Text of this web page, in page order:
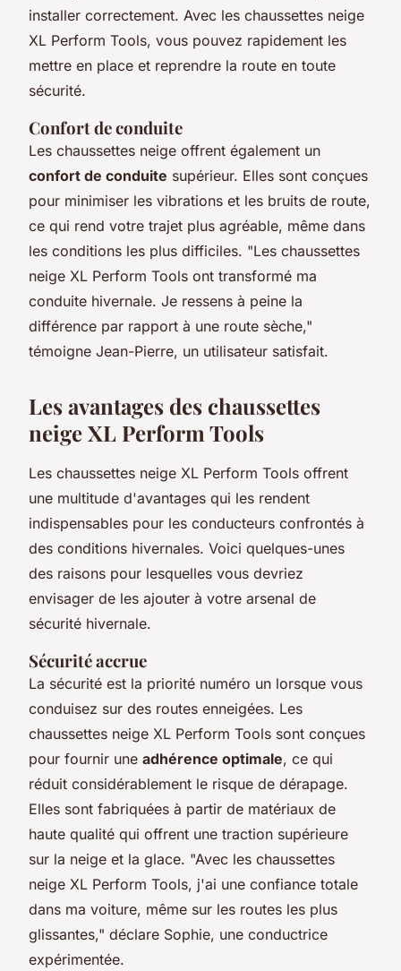
installer correctement. Avec les chaussettes neige
XL Perform Tools, vous pouvez rapidement les
mettre en place et reprendre la route en toute
sécurité.
Confort de conduite
Les chaussettes neige offrent également un
confort de conduite supérieur. Elles sont conçues
pour minimiser les vibrations et les bruits de route,
ce qui rend votre trajet plus agréable, même dans
les conditions les plus difficiles. "Les chaussettes
neige XL Perform Tools ont transformé ma
conduite hivernale. Je ressens à peine la
différence par rapport à une route sèche,"
témoigne Jean-Pierre, un utilisateur satisfait.
Les avantages des chaussettes
neige XL Perform Tools
Les chaussettes neige XL Perform Tools offrent
une multitude d'avantages qui les rendent
indispensables pour les conducteurs confrontés à
des conditions hivernales. Voici quelques-unes
des raisons pour lesquelles vous devriez
envisager de les ajouter à votre arsenal de
sécurité hivernale.
Sécurité accrue
La sécurité est la priorité numéro un lorsque vous
conduisez sur des routes enneigées. Les
chaussettes neige XL Perform Tools sont conçues
pour fournir une adhérence optimale, ce qui
réduit considérablement le risque de dérapage.
Elles sont fabriquées à partir de matériaux de
haute qualité qui offrent une traction supérieure
sur la neige et la glace. "Avec les chaussettes
neige XL Perform Tools, j'ai une confiance totale
dans ma voiture, même sur les routes les plus
glissantes," déclare Sophie, une conductrice
expérimentée.